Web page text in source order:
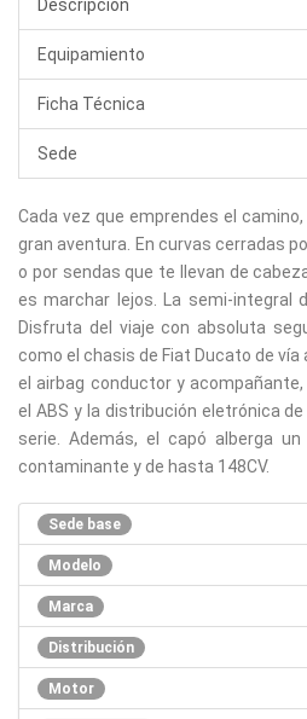
Descripción
Equipamiento
Ficha Técnica
Sede
Cada vez que emprendes el
gran aventura. En curvas cerradas
o por sendas que te llevan de
es marchar lejos. La semi-integral
Disfruta del viaje con absoluta
como el chasis de Fiat Ducato de
el airbag conductor y acompañante,
el ABS y la distribución eletrónica
serie. Además, el capó alberga
contaminante y de hasta 148CV.
Sede base
Modelo
Marca
Distribución
Motor